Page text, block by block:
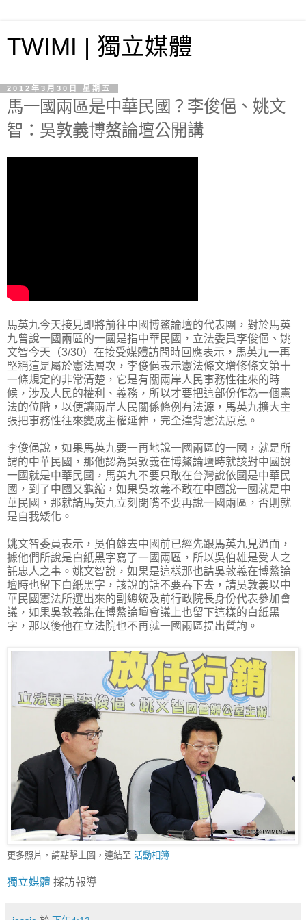
TWIMI | 獨立媒體
2012年3月30日 星期五
馬一國兩區是中華民國？李俊俋、姚文
智：吳敦義博鰲論壇公開講
馬英九今天接見即將前往中國博鰲論壇的代表團，對於馬英
九曾說一國兩區的一國是指中華民國，立法委員李俊俋、姚
文智今天（3/30）在接受媒體訪問時回應表示，馬英九一再
堅稱這是屬於憲法層次，李俊俋表示憲法條文增修條文第十
一條規定的非常清楚，它是有關兩岸人民事務性往來的時
候，涉及人民的權利、義務，所以才要把這部份作為一個憲
法的位階，以便讓兩岸人民關係條例有法源，馬英九擴大主
張把事務性往來變成主權延伸，完全違背憲法原意。
李俊俋說，如果馬英九要一再地說一國兩區的一國，就是所
謂的中華民國，那他認為吳敦義在博鰲論壇時就該對中國說
一國就是中華民國，馬英九不要只敢在台灣說依國是中華民
國，到了中國又龜縮，如果吳敦義不敢在中國說一國就是中
華民國，那就請馬英九立刻閉嘴不要再說一國兩區，否則就
是自我矮化。
姚文智委員表示，吳伯雄去中國前已經先跟馬英九見過面，
據他們所說是白紙黑字寫了一國兩區，所以吳伯雄是受人之
託忠人之事。姚文智說，如果是這樣那也請吳敦義在博鰲論
壇時也留下白紙黑字，該說的話不要吞下去，請吳敦義以中
華民國憲法所選出來的副總統及前行政院長身份代表參加會
議，如果吳敦義能在博鰲論壇會議上也留下這樣的白紙黑
字，那以後他在立法院也不再就一國兩區提出質詢。
更多照片，請點擊上圖，連結至 活動相簿
獨立媒體 採訪報導